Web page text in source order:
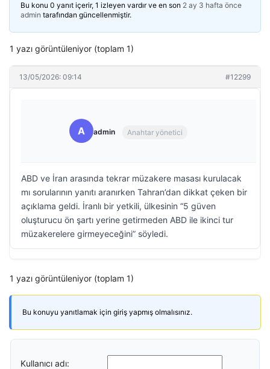
Bu konu 0 yanıt içerir, 1 izleyen vardır ve en son 2 ay 3 hafta önce
admin tarafından güncellenmiştir.
1 yazı görüntüleniyor (toplam 1)
13/05/2026: 09:14 #12299
A admin Anahtar yönetici
ABD ve İran arasında tekrar müzakere masası kurulacak
mı sorularının yanıtı aranırken Tahran’dan dikkat çeken bir
açıklama geldi. İranlı bir yetkili, ülkesinin “5 güven
oluşturucu ön şartı yerine getirmeden ABD ile ikinci tur
müzakerelere girmeyeceğini” söyledi.
1 yazı görüntüleniyor (toplam 1)
Bu konuyu yanıtlamak için giriş yapmış olmalısınız.
Kullanıcı adı: